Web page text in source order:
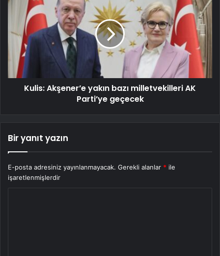
Kulis: Akşener’e yakın bazı milletvekilleri AK
Parti’ye geçecek
Bir yanıt yazın
E-posta adresiniz yayınlanmayacak. Gerekli alanlar * ile
işaretlenmişlerdir